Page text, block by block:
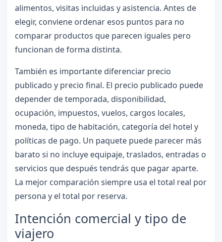
alimentos, visitas incluidas y asistencia. Antes de
elegir, conviene ordenar esos puntos para no
comparar productos que parecen iguales pero
funcionan de forma distinta.
También es importante diferenciar precio
publicado y precio final. El precio publicado puede
depender de temporada, disponibilidad,
ocupación, impuestos, vuelos, cargos locales,
moneda, tipo de habitación, categoría del hotel y
políticas de pago. Un paquete puede parecer más
barato si no incluye equipaje, traslados, entradas o
servicios que después tendrás que pagar aparte.
La mejor comparación siempre usa el total real por
persona y el total por reserva.
Intención comercial y tipo de
viajero